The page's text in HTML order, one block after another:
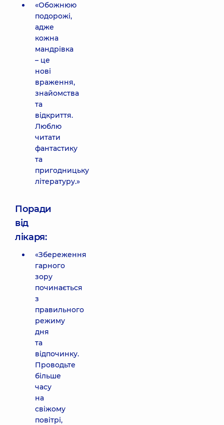
«Обожнюю
подорожі,
адже
кожна
мандрівка
– це
нові
враження,
знайомства
та
відкриття.
Люблю
читати
фантастику
та
пригодницьку
літературу.»
Поради
від
лікаря:
«Збереження
гарного
зору
починається
з
правильного
режиму
дня
та
відпочинку.
Проводьте
більше
часу
на
свіжому
повітрі,